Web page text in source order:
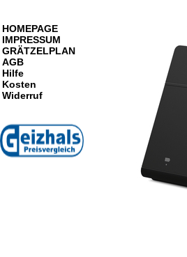
HOMEPAGE
IMPRESSUM
GRÄTZELPLAN
AGB
Hilfe
Kosten
Widerruf